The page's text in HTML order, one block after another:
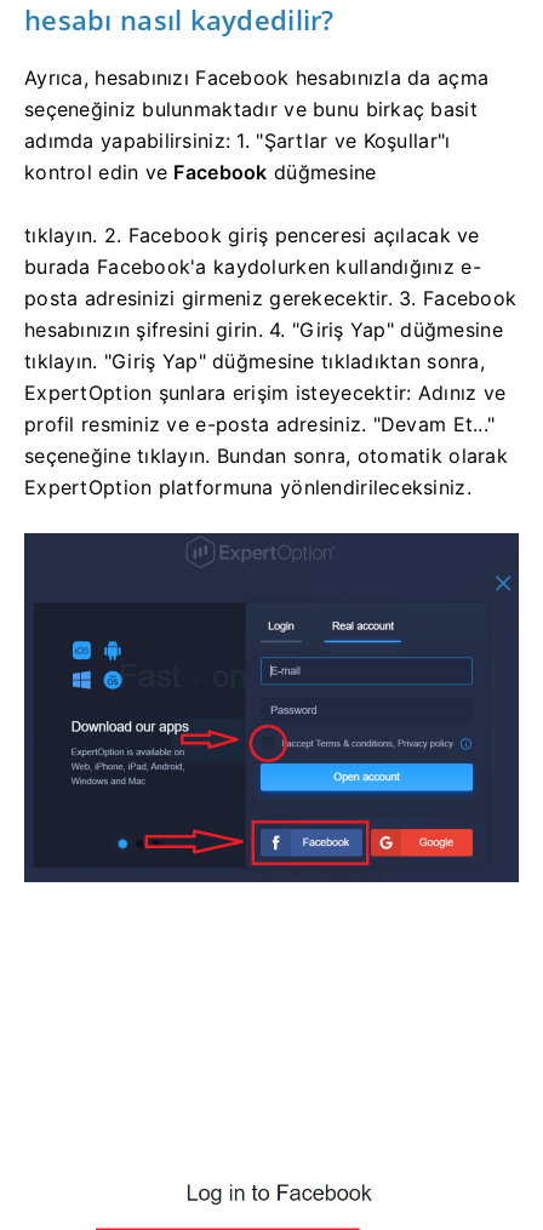
hesabı nasıl kaydedilir?
Ayrıca, hesabınızı Facebook hesabınızla da açma
seçeneğiniz bulunmaktadır ve bunu birkaç basit
adımda yapabilirsiniz: 1. "Şartlar ve Koşullar"ı
kontrol edin ve Facebook düğmesine
tıklayın. 2. Facebook giriş penceresi açılacak ve
burada Facebook'a kaydolurken kullandığınız e-
posta adresinizi girmeniz gerekecektir. 3. Facebook
hesabınızın şifresini girin. 4. "Giriş Yap" düğmesine
tıklayın. "Giriş Yap" düğmesine tıkladıktan sonra,
ExpertOption şunlara erişim isteyecektir: Adınız ve
profil resminiz ve e-posta adresiniz. "Devam Et..."
seçeneğine tıklayın. Bundan sonra, otomatik olarak
ExpertOption platformuna yönlendirileceksiniz.